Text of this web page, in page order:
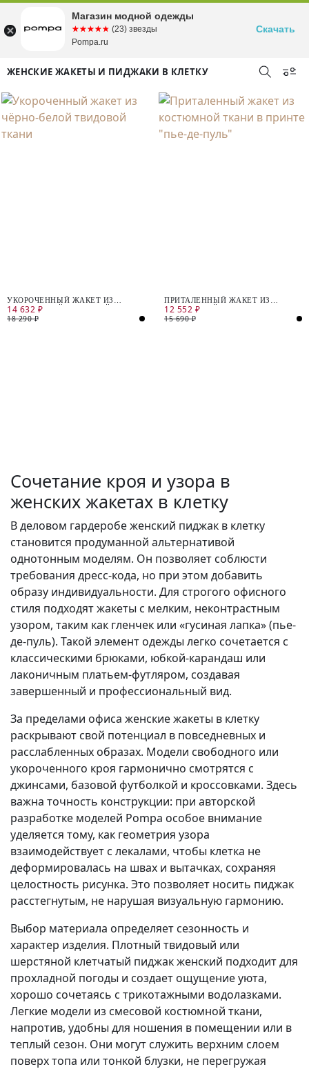
ЖЕНСКИЕ ЖАКЕТЫ И ПИДЖАКИ В КЛЕТКУ
УКОРОЧЕННЫЙ ЖАКЕТ ИЗ
ЧЁРНО-БЕЛОЙ ТВИДОВОЙ ТКАНИ
14 632 ₽
18 290 ₽
ПРИТАЛЕННЫЙ ЖАКЕТ ИЗ
КОСТЮМНОЙ ТКАНИ В ПРИНТЕ
"ПЬЕ-ДЕ-ПУЛЬ"
12 552 ₽
15 690 ₽
Сочетание кроя и узора в
женских жакетах в клетку
В деловом гардеробе женский пиджак в клетку
становится продуманной альтернативой
однотонным моделям. Он позволяет соблюсти
требования дресс-кода, но при этом добавить
образу индивидуальности. Для строгого офисного
стиля подходят жакеты с мелким, неконтрастным
узором, таким как гленчек или «гусиная лапка» (пье-
де-пуль). Такой элемент одежды легко сочетается с
классическими брюками, юбкой-карандаш или
лаконичным платьем-футляром, создавая
завершенный и профессиональный вид.
За пределами офиса женские жакеты в клетку
раскрывают свой потенциал в повседневных и
расслабленных образах. Модели свободного или
укороченного кроя гармонично смотрятся с
джинсами, базовой футболкой и кроссовками. Здесь
важна точность конструкции: при авторской
разработке моделей Pompa особое внимание
уделяется тому, как геометрия узора
взаимодействует с лекалами, чтобы клетка не
деформировалась на швах и вытачках, сохраняя
целостность рисунка. Это позволяет носить пиджак
расстегнутым, не нарушая визуальную гармонию.
Выбор материала определяет сезонность и
характер изделия. Плотный твидовый или
шерстяной клетчатый пиджак женский подходит для
прохладной погоды и создает ощущение уюта,
хорошо сочетаясь с трикотажными водолазками.
Легкие модели из смесовой костюмной ткани,
напротив, удобны для ношения в помещении или в
теплый сезон. Они могут служить верхним слоем
поверх топа или тонкой блузки, не перегружая
Магазин модной одежды
☆☆☆☆☆
★★★★★ (23) звезды
Pompa.ru
Скачать